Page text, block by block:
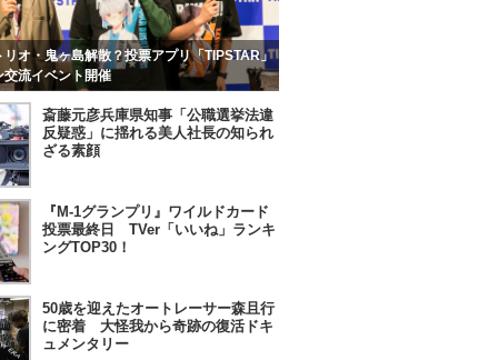
リオ・鬼ヶ島解散？投票アプリ「TIPSTAR」
交流イベント開催
斎藤元彦兵庫県知事「公職選挙法違
反疑惑」に揺れる美人社長の知られ
ざる素顔
『M-1グランプリ』ワイルドカード
投票最終日 TVer「いいね」ランキ
ングTOP30！
50歳を迎えたオートレーサー森且行
に密着 大怪我から奇跡の復活ドキ
ュメンタリー